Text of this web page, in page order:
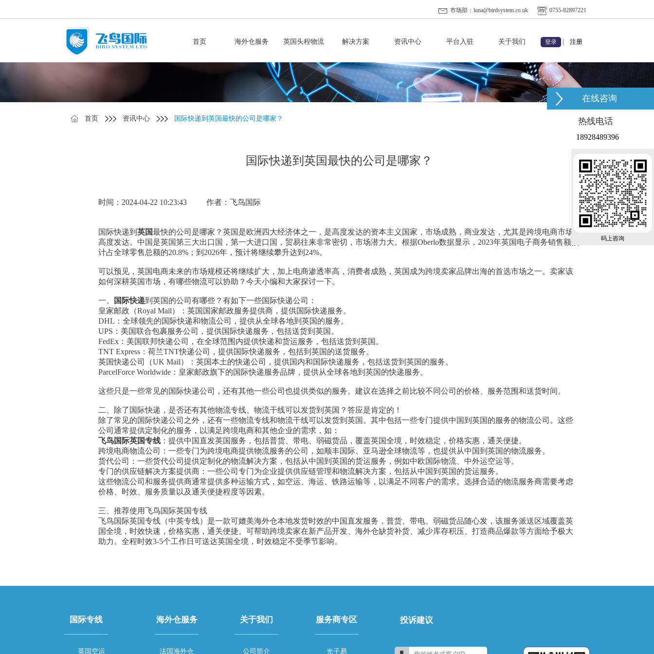
市场部：luna@birdsystem.co.uk 0755-82897221
首页 海外仓服务 英国头程物流 解决方案 资讯中心 平台入驻 关于我们 登录 注册
首页 资讯中心 国际快递到英国最快的公司是哪家？
国际快递到英国最快的公司是哪家？
时间：2024-04-22 10:23:43 作者：飞鸟国际
国际快递到 英国最快的公司是哪家？英国是欧洲四大经济体之一，是高度发达的资本主义国家，市场成熟，商业发达，尤其是跨境电商市场
高度发达。中国是英国第三大出口国，第一大进口国，贸易往来非常密切，市场潜力大。根据Oberlo数据显示，2023年英国电子商务销售额预
计占全球零售总额的20.8%；到2026年，预计将继续攀升达到24%。
可以预见，英国电商未来的市场规模还将继续扩大，加上电商渗透率高，消费者成熟，英国成为跨境卖家品牌出海的首选市场之一。卖家该
如何深耕英国市场，有哪些物流可以协助？今天小编和大家探讨一下。
一、 国际快递到英国的公司有哪些？有如下一些国际快递公司：
皇家邮政（Royal Mail）：英国国家邮政服务提供商，提供国际快递服务。
DHL：全球领先的国际快递和物流公司，提供从全球各地到英国的服务。
UPS：美国联合包裹服务公司，提供国际快递服务，包括送货到英国。
FedEx：美国联邦快递公司，在全球范围内提供快递和货运服务，包括送货到英国。
TNT Express：荷兰TNT快递公司，提供国际快递服务，包括到英国的送货服务。
英国快递公司（UK Mail）：英国本土的快递公司，提供国内和国际快递服务，包括送货到英国的服务。
ParcelForce Worldwide：皇家邮政旗下的国际快递服务品牌，提供从全球各地到英国的快递服务。
这些只是一些常见的国际快递公司，还有其他一些公司也提供类似的服务。建议在选择之前比较不同公司的价格、服务范围和送货时间。
二、除了国际快递，是否还有其他物流专线、物流干线可以发货到英国？答应是肯定的！
除了常见的国际快递公司之外，还有一些物流专线和物流干线可以发货到英国。其中包括一些专门提供中国到英国的服务的物流公司。这些
公司通常提供定制化的服务，以满足跨境电商和其他企业的需求，如：
飞鸟国际英国专线 ：提供中国直发英国服务，包括普货、带电、弱磁货品，覆盖英国全境，时效稳定，价格实惠，通关便捷。
跨境电商物流公司：一些专门为跨境电商提供物流服务的公司，如顺丰国际、亚马逊全球物流等，也提供从中国到英国的物流服务。
货代公司：一些货代公司提供定制化的物流解决方案，包括从中国到英国的货运服务，例如中欧国际物流、中外运空运等。
专门的供应链解决方案提供商：一些公司专门为企业提供供应链管理和物流解决方案，包括从中国到英国的货运服务。
这些物流公司和服务提供商通常提供多种运输方式，如空运、海运、铁路运输等，以满足不同客户的需求。选择合适的物流服务商需要考虑
价格、时效、服务质量以及通关便捷程度等因素。
三、推荐使用飞鸟国际英国专线
飞鸟国际英国专线（中英专线）是一款可媲美海外仓本地发货时效的中国直发服务，普货、带电、弱磁货品随心发，该服务派送区域覆盖英
国全境，时效快速，价格实惠，通关便捷。可帮助跨境卖家在新产品开发、海外仓缺货补货、减少库存积压、打造商品爆款等方面给予极大
助力。全程时效3-5个工作日可送达英国全境，时效稳定不受季节影响。
国际专线
英国空运
海外仓服务
法国海外仓
关于我们
公司简介
服务商专区
光子易
投诉建议
在线咨询
热线电话
18928489396
码上咨询